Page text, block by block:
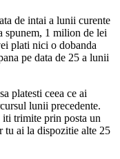
de intai a lunii curente
spunem, 1 milion de lei
plati nici o dobanda
pe data de 25 a lunii
platesti ceea ce ai
lunii precedente.
iti trimite prin posta un
tu ai la dispozitie alte 25